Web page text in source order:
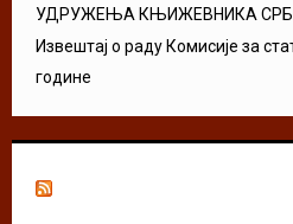
УДРУЖЕЊА КЊИЖЕВНИКА
Извештај о раду Комисије за
године